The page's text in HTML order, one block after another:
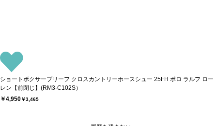
ショートボクサーブリーフ クロスカントリーホースシュー 25FH ポロ ラルフ ロー
レン【前閉じ】(RM3-C102S）
￥4,950￥3,465